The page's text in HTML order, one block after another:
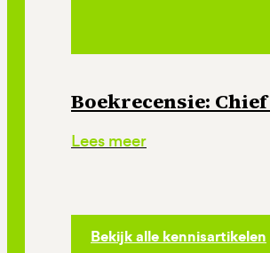
Boekrecensie:
Lees meer
Bekijk alle kennisartikelen